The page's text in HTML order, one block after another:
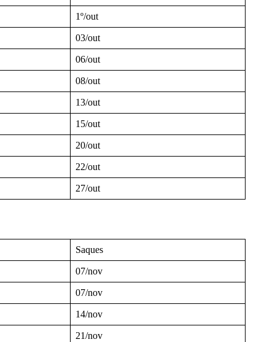
1º/out
03/out
06/out
08/out
13/out
15/out
20/out
22/out
27/out
Saques
07/nov
07/nov
14/nov
21/nov